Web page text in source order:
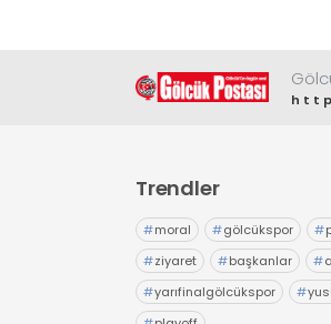
Trendler
#moral #gölcükspor #
#ziyaret #başkanlar #
#yarıfinalgölcükspor #